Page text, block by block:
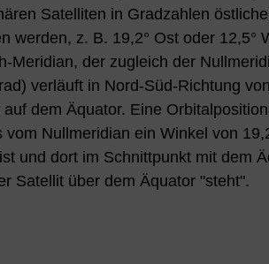
Satelliten in Gradzahlen
werden, z. B. 19,2° Ost oder 12,5°
Meridian, der zugleich der
verläuft in Nord-Süd-Richtung
auf dem Äquator. Eine
vom Nullmeridian ein Winkel von
und dort im Schnittpunkt mit dem
Satellit über dem Äquator "steht".